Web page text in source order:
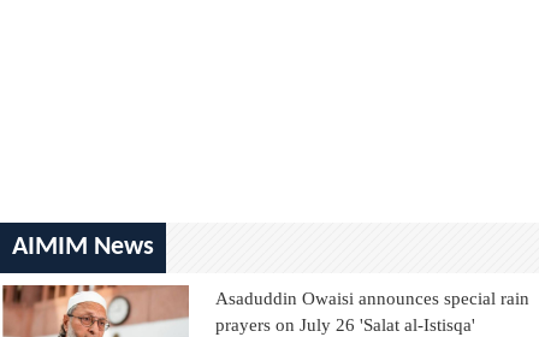
AIMIM News
Asaduddin Owaisi announces special rain
prayers on July 26 'Salat al-Istisqa'